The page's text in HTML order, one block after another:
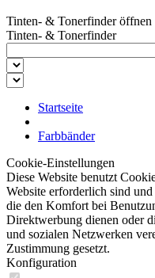
Tinten- & Tonerfinder öffnen
Tinten- & Tonerfinder
Startseite
Farbbänder
Cookie-Einstellungen
Diese Website benutzt
Website erforderlich sind
die den Komfort bei
Direktwerbung dienen oder
und sozialen Netzwerken
Zustimmung gesetzt.
Konfiguration